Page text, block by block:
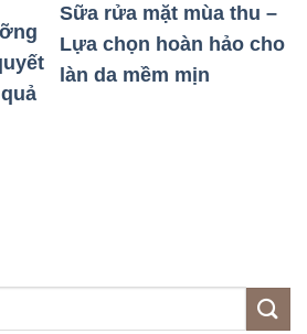
mặt mùa thu –
hoàn hảo cho
mịn
Khi Đi Máy Bay
Quả Nhất